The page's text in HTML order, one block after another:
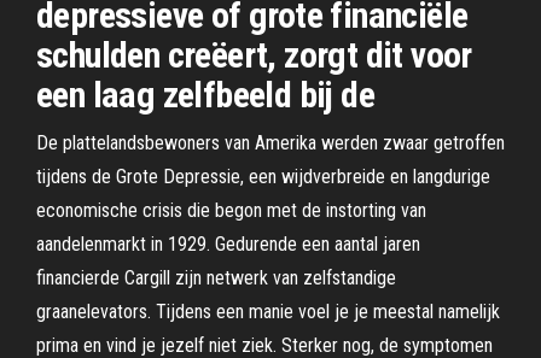
depressieve of grote financiële
schulden creëert, zorgt dit voor
een laag zelfbeeld bij de
De plattelandsbewoners van Amerika werden zwaar getroffen
tijdens de Grote Depressie, een wijdverbreide en langdurige
economische crisis die begon met de instorting van
aandelenmarkt in 1929. Gedurende een aantal jaren
financierde Cargill zijn netwerk van zelfstandige
graanelevators. Tijdens een manie voel je je meestal namelijk
prima en vind je jezelf niet ziek. Sterker nog, de symptomen